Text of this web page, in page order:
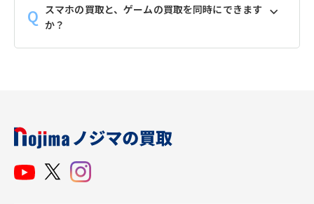
スマホの買取と、ゲームの買取を同時にできます
か？